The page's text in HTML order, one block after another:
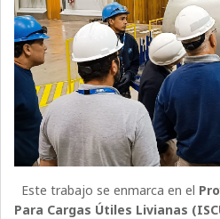
Este trabajo se enmarca en el
Para Cargas Útiles Livianas